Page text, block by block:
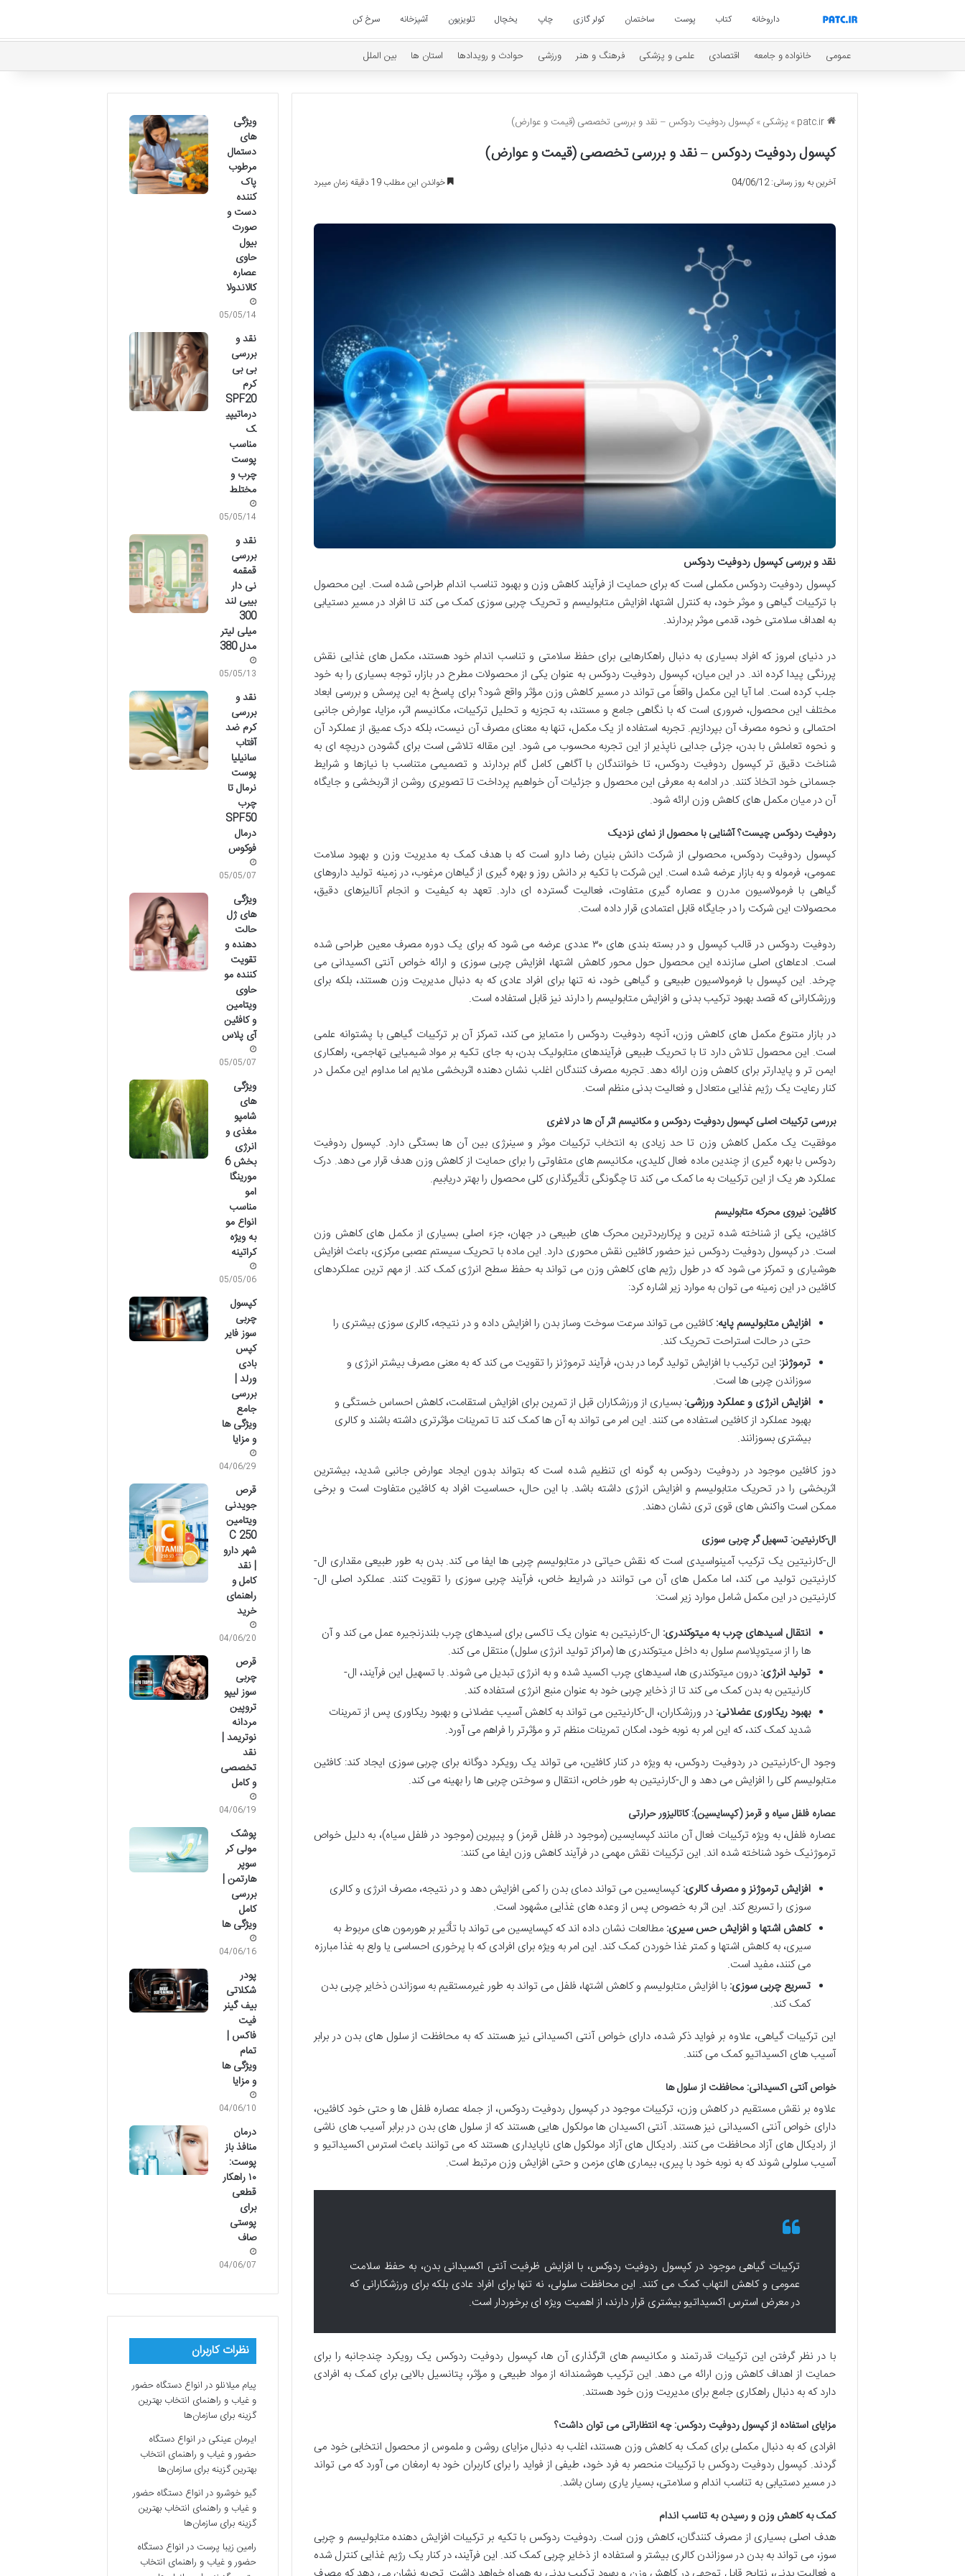
داروخانه کتاب پوست ساختمان کولر گازی چاپ یخچال تلویزیون آشپزخانه سرخ کن
عمومی خانواده و جامعه اقتصادی علمی و پزشکی فرهنگ و هنر ورزشی حوادث و رویدادها استان ها بین الملل
patc.ir
» پزشکی » کپسول ردوفیت ردوکس – نقد و بررسی تخصصی (قیمت و عوارض)
کپسول ردوفیت ردوکس – نقد و بررسی تخصصی (قیمت و عوارض)
آخرین به روز رسانی: 04/06/12 خواندن این مطلب 19 دقیقه زمان میبرد
نقد و بررسی کپسول ردوفیت ردوکس
کپسول ردوفیت ردوکس مکملی است که برای حمایت از فرآیند کاهش وزن و بهبود تناسب اندام طراحی شده است. این محصول
با ترکیبات گیاهی و موثر خود، به کنترل اشتها، افزایش متابولیسم و تحریک چربی سوزی کمک می کند تا افراد در مسیر دستیابی
به اهداف سلامتی خود، قدمی موثر بردارند.
در دنیای امروز که افراد بسیاری به دنبال راهکارهایی برای حفظ سلامتی و تناسب اندام خود هستند، مکمل های غذایی نقش
پررنگی پیدا کرده اند. در این میان، کپسول ردوفیت ردوکس به عنوان یکی از محصولات مطرح در بازار، توجه بسیاری را به خود
جلب کرده است. اما آیا این مکمل واقعاً می تواند در مسیر کاهش وزن مؤثر واقع شود؟ برای پاسخ به این پرسش و بررسی ابعاد
مختلف این محصول، ضروری است که با نگاهی جامع و مستند، به تجزیه و تحلیل ترکیبات، مکانیسم اثر، مزایا، عوارض جانبی
احتمالی و نحوه مصرف آن بپردازیم. تجربه استفاده از یک مکمل، تنها به معنای مصرف آن نیست، بلکه درک عمیق از عملکرد آن
و نحوه تعاملش با بدن، جزئی جدایی ناپذیر از این تجربه محسوب می شود. این مقاله تلاشی است برای گشودن دریچه ای به
شناخت دقیق تر کپسول ردوفیت ردوکس، تا خوانندگان با آگاهی کامل گام بردارند و تصمیمی متناسب با نیازها و شرایط
جسمانی خود اتخاذ کنند. در ادامه به معرفی این محصول و جزئیات آن خواهیم پرداخت تا تصویری روشن از اثربخشی و جایگاه
آن در میان مکمل های کاهش وزن ارائه شود.
ردوفیت ردوکس چیست؟ آشنایی با محصول از نمای نزدیک
کپسول ردوفیت ردوکس، محصولی از شرکت دانش بنیان رضا دارو است که با هدف کمک به مدیریت وزن و بهبود سلامت
عمومی، فرموله و به بازار عرضه شده است. این شرکت با تکیه بر دانش روز و بهره گیری از گیاهان مرغوب، در زمینه تولید داروهای
گیاهی با فرمولاسیون مدرن و عصاره گیری متفاوت، فعالیت گسترده ای دارد. تعهد به کیفیت و انجام آنالیزهای دقیق،
محصولات این شرکت را در جایگاه قابل اعتمادی قرار داده است.
ردوفیت ردوکس در قالب کپسول و در بسته بندی های ۳۰ عددی عرضه می شود که برای یک دوره مصرف معین طراحی شده
است. ادعاهای اصلی سازنده این محصول حول محور کاهش اشتها، افزایش چربی سوزی و ارائه خواص آنتی اکسیدانی می
چرخد. این کپسول با فرمولاسیون طبیعی و گیاهی خود، نه تنها برای افراد عادی که به دنبال مدیریت وزن هستند، بلکه برای
ورزشکارانی که قصد بهبود ترکیب بدنی و افزایش متابولیسم را دارند نیز قابل استفاده است.
در بازار متنوع مکمل های کاهش وزن، آنچه ردوفیت ردوکس را متمایز می کند، تمرکز آن بر ترکیبات گیاهی با پشتوانه علمی
است. این محصول تلاش دارد تا با تحریک طبیعی فرآیندهای متابولیک بدن، به جای تکیه بر مواد شیمیایی تهاجمی، راهکاری
ایمن تر و پایدارتر برای کاهش وزن ارائه دهد. تجربه مصرف کنندگان اغلب نشان دهنده اثربخشی ملایم اما مداوم این مکمل در
کنار رعایت یک رژیم غذایی متعادل و فعالیت بدنی منظم است.
بررسی ترکیبات اصلی کپسول ردوفیت ردوکس و مکانیسم اثر آن ها در لاغری
موفقیت یک مکمل کاهش وزن تا حد زیادی به انتخاب ترکیبات موثر و سینرژی بین آن ها بستگی دارد. کپسول ردوفیت
ردوکس با بهره گیری از چندین ماده فعال کلیدی، مکانیسم های متفاوتی را برای حمایت از کاهش وزن هدف قرار می دهد. درک
عملکرد هر یک از این ترکیبات به ما کمک می کند تا چگونگی تأثیرگذاری کلی محصول را بهتر دریابیم.
کافئین: نیروی محرکه متابولیسم
کافئین، یکی از شناخته شده ترین و پرکاربردترین محرک های طبیعی در جهان، جزء اصلی بسیاری از مکمل های کاهش وزن
است. در کپسول ردوفیت ردوکس نیز حضور کافئین نقش محوری دارد. این ماده با تحریک سیستم عصبی مرکزی، باعث افزایش
هوشیاری و تمرکز می شود که در طول رژیم های کاهش وزن می تواند به حفظ سطح انرژی کمک کند. از مهم ترین عملکردهای
کافئین در این زمینه می توان به موارد زیر اشاره کرد:
افزایش متابولیسم پایه:کافئین می تواند سرعت سوخت وساز بدن را افزایش داده و در نتیجه، کالری سوزی بیشتری را
حتی در حالت استراحت تحریک کند.
ترموژنز: این ترکیب با افزایش تولید گرما در بدن، فرآیند ترموژنز را تقویت می کند که به معنی مصرف بیشتر انرژی و
سوزاندن چربی ها است.
افزایش انرژی و عملکرد ورزشی: بسیاری از ورزشکاران قبل از تمرین برای افزایش استقامت، کاهش احساس خستگی و
بهبود عملکرد از کافئین استفاده می کنند. این امر می تواند به آن ها کمک کند تا تمرینات مؤثرتری داشته باشند و کالری
بیشتری بسوزانند.
دوز کافئین موجود در ردوفیت ردوکس به گونه ای تنظیم شده است که بتواند بدون ایجاد عوارض جانبی شدید، بیشترین
اثربخشی را در تحریک متابولیسم و افزایش انرژی داشته باشد. با این حال، حساسیت افراد به کافئین متفاوت است و برخی
ممکن است واکنش های قوی تری نشان دهند.
ال-کارنیتین: تسهیل گر چربی سوزی
ال-کارنیتین یک ترکیب آمینواسیدی است که نقش حیاتی در متابولیسم چربی ها ایفا می کند. بدن به طور طبیعی مقداری ال-
کارنیتین تولید می کند، اما مکمل های آن می توانند در شرایط خاص، فرآیند چربی سوزی را تقویت کنند. عملکرد اصلی ال-
کارنیتین در این مکمل شامل موارد زیر است:
انتقال اسیدهای چرب به میتوکندری: ال-کارنیتین به عنوان یک تاکسی برای اسیدهای چرب بلندزنجیره عمل می کند و آن
ها را از سیتوپلاسم سلول به داخل میتوکندری ها (مراکز تولید انرژی سلول) منتقل می کند.
تولید انرژی: درون میتوکندری ها، اسیدهای چرب اکسید شده و به انرژی تبدیل می شوند. با تسهیل این فرآیند، ال-
کارنیتین به بدن کمک می کند تا از ذخایر چربی خود به عنوان منبع انرژی استفاده کند.
بهبود ریکاوری عضلانی: در ورزشکاران، ال-کارنیتین می تواند به کاهش آسیب عضلانی و بهبود ریکاوری پس از تمرینات
شدید کمک کند، که این امر به نوبه خود، امکان تمرینات منظم تر و مؤثرتر را فراهم می آورد.
وجود ال-کارنیتین در ردوفیت ردوکس، به ویژه در کنار کافئین، می تواند یک رویکرد دوگانه برای چربی سوزی ایجاد کند: کافئین
متابولیسم کلی را افزایش می دهد و ال-کارنیتین به طور خاص، انتقال و سوختن چربی ها را بهینه می کند.
عصاره فلفل سیاه و قرمز (کپسایسین): کاتالیزور حرارتی
عصاره فلفل، به ویژه ترکیبات فعال آن مانند کپسایسین (موجود در فلفل قرمز) و پیپرین (موجود در فلفل سیاه)، به دلیل خواص
ترموژنیک خود شناخته شده اند. این ترکیبات نقش مهمی در فرآیند کاهش وزن ایفا می کنند:
افزایش ترموژنز و مصرف کالری:کپسایسین می تواند دمای بدن را کمی افزایش دهد و در نتیجه، مصرف انرژی و کالری
سوزی را تسریع کند. این اثر به خصوص پس از وعده های غذایی مشهود است.
کاهش اشتها و افزایش حس سیری: مطالعات نشان داده اند که کپسایسین می تواند با تأثیر بر هورمون های مربوط به
سیری، به کاهش اشتها و کمتر غذا خوردن کمک کند. این امر به ویژه برای افرادی که با پرخوری احساسی یا ولع به غذا مبارزه
می کنند، مفید است.
تسریع چربی سوزی: با افزایش متابولیسم و کاهش اشتها، فلفل می تواند به طور غیرمستقیم به سوزاندن ذخایر چربی بدن
کمک کند.
این ترکیبات گیاهی، علاوه بر فواید ذکر شده، دارای خواص آنتی اکسیدانی نیز هستند که به محافظت از سلول های بدن در برابر
آسیب های اکسیداتیو کمک می کنند.
خواص آنتی اکسیدانی: محافظت از سلول ها
علاوه بر نقش مستقیم در کاهش وزن، ترکیبات موجود در کپسول ردوفیت ردوکس، از جمله عصاره فلفل ها و حتی خود کافئین،
دارای خواص آنتی اکسیدانی نیز هستند. آنتی اکسیدان ها مولکول هایی هستند که از سلول های بدن در برابر آسیب های ناشی
از رادیکال های آزاد محافظت می کنند. رادیکال های آزاد مولکول های ناپایداری هستند که می توانند باعث استرس اکسیداتیو و
آسیب سلولی شوند که به نوبه خود با پیری، بیماری های مزمن و حتی افزایش وزن مرتبط است.
ترکیبات گیاهی موجود در کپسول ردوفیت ردوکس، با افزایش ظرفیت آنتی اکسیدانی بدن، به حفظ سلامت
عمومی و کاهش التهاب کمک می کنند. این محافظت سلولی، نه تنها برای افراد عادی بلکه برای ورزشکارانی که
در معرض استرس اکسیداتیو بیشتری قرار دارند، از اهمیت ویژه ای برخوردار است.
با در نظر گرفتن این ترکیبات قدرتمند و مکانیسم های اثرگذاری آن ها، کپسول ردوفیت ردوکس یک رویکرد چندجانبه را برای
حمایت از اهداف کاهش وزن ارائه می دهد. این ترکیب هوشمندانه از مواد طبیعی و مؤثر، پتانسیل بالایی برای کمک به افرادی
دارد که به دنبال راهکاری جامع برای مدیریت وزن خود هستند.
مزایای استفاده از کپسول ردوفیت ردوکس: چه انتظاراتی می توان داشت؟
افرادی که به دنبال مکملی برای کمک به کاهش وزن هستند، اغلب به دنبال مزایای روشن و ملموس از محصول انتخابی خود می
گردند. کپسول ردوفیت ردوکس با ترکیبات منحصر به فرد خود، طیفی از فواید را برای کاربران خود به ارمغان می آورد که می تواند
در مسیر دستیابی به تناسب اندام و سلامتی، بسیار یاری رسان باشد.
کمک به کاهش وزن و رسیدن به تناسب اندام
هدف اصلی بسیاری از مصرف کنندگان، کاهش وزن است. ردوفیت ردوکس با تکیه بر ترکیبات افزایش دهنده متابولیسم و چربی
سوز، می تواند به بدن در سوزاندن کالری بیشتر و استفاده از ذخایر چربی کمک کند. این فرآیند، در کنار یک رژیم غذایی کنترل شده
ویژگی
های
دستمال
مرطوب
پاک
کننده
دست و
صورت
بیول
حاوی
عصاره
کالاندولا
05/05/14
نقد و
بررسی
بی بی
کرم
SPF20
درماتیپی
ک
مناسب
پوست
چرب و
مختلط
05/05/14
نقد و
بررسی
قمقمه
نی دار
بیبی لند
300
میلی لیتر
مدل 380
05/05/13
نقد و
بررسی
کرم ضد
آفتاب
سانیلیا
پوست
نرمال تا
چرب
SPF50
درمال
فوکوس
05/05/07
ویژگی
های ژل
حالت
دهنده و
تقویت
کننده مو
حاوی
ویتامین
و کافئین
آی پلاس
05/05/07
ویژگی
های
شامپو
مغذی و
انرژی
بخش 6
مورینگا
امو
مناسب
انواع مو
به ویژه
کراتینه
05/05/06
کپسول
چربی
سوز فایر
کپس
بادی
ورلد |
بررسی
جامع
ویژگی ها
و مزایا
04/06/29
قرص
جویدنی
ویتامین
C 250
شهر دارو
| نقد
کامل و
راهنمای
خرید
04/06/20
قرص
چربی
سوز لیپو
تروپین
مردانه
نوتریمد |
نقد
تخصصی
و کامل
04/06/19
پوشک
مولی کر
سوپر
هارتمن |
بررسی
کامل
ویژگی ها
04/06/16
پودر
شکلاتی
بیف گینر
فیت
فاکس |
تمام
ویژگی ها
و مزایا
04/06/10
درمان
منافذ باز
پوست:
۱۰ راهکار
قطعی
برای
پوستی
صاف
04/06/07
نظرات کاربران
پیام میلانلو درانواع دستگاه حضور
و غیاب و راهنمای انتخاب بهترین
گزینه برای سازمان‌ها
ایرمان عینکی درانواع دستگاه
حضور و غیاب و راهنمای انتخاب
بهترین گزینه برای سازمان‌ها
گیو خوشرو درانواع دستگاه حضور
و غیاب و راهنمای انتخاب بهترین
گزینه برای سازمان‌ها
رامین زیبا پرست درانواع دستگاه
حضور و غیاب و راهنمای انتخاب